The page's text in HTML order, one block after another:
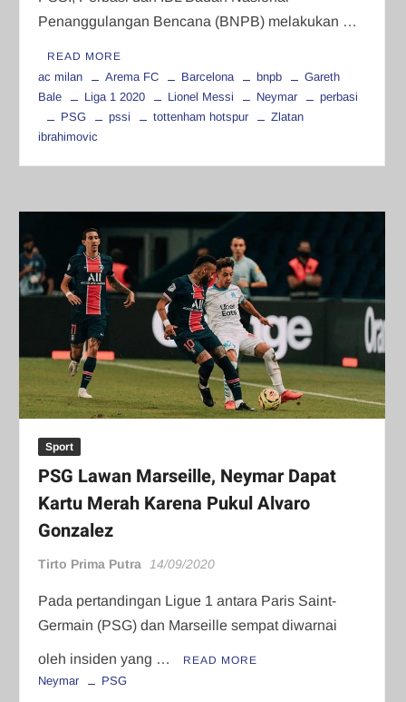
Penanggulangan Bencana (BNPB) melakukan …
READ MORE
ac milan Arema FC Barcelona bnpb
Gareth
Bale
Liga 1 2020 Lionel Messi Neymar
perbasi
PSG
pssi tottenham hotspur
Zlatan
ibrahimovic
Sport
PSG Lawan Marseille, Neymar Dapat
Kartu Merah Karena Pukul Alvaro
Gonzalez
Tirto Prima Putra 14/09/2020
Pada pertandingan Ligue 1 antara Paris Saint-
Germain (PSG) dan Marseille sempat diwarnai
oleh insiden yang … READ MORE
Neymar PSG